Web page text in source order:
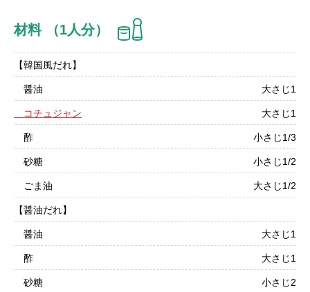
材料 （1人分）
【韓国風だれ】
醤油 大さじ1
コチュジャン 大さじ1
酢 小さじ1/3
砂糖 小さじ1/2
ごま油 大さじ1/2
【醤油だれ】
醤油 大さじ1
酢 大さじ1
砂糖 小さじ2